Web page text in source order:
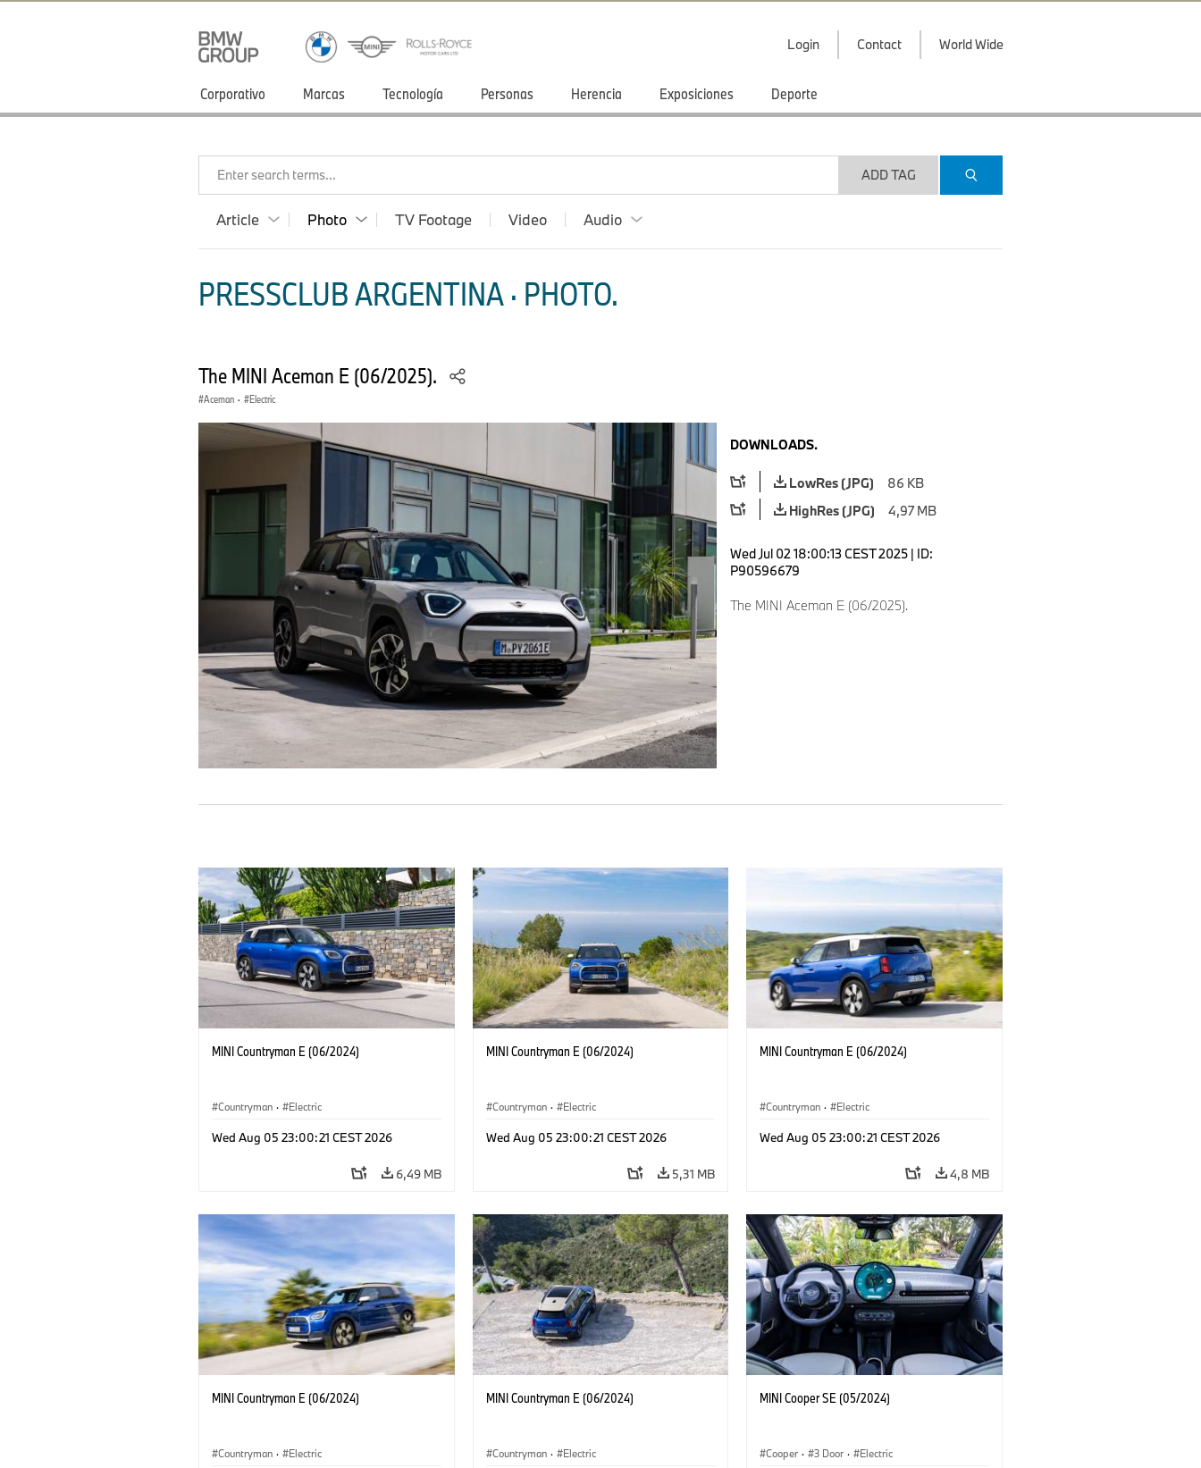
Login Contact World Wide
Corporativo Marcas Tecnología Personas Herencia Exposiciones Deporte
Enter search terms... ADD TAG
Article Photo TV Footage Video Audio
PRESSCLUB ARGENTINA · PHOTO.
The MINI Aceman E (06/2025).
Aceman · Electric
DOWNLOADS.
LowRes (JPG)
86 KB
HighRes (JPG)
4,97 MB
Wed Jul 02 18:00:13 CEST 2025 | ID:
P90596679
The MINI Aceman E (06/2025).
MINI Countryman E (06/2024)
Countryman · Electric
Wed Aug 05 23:00:21 CEST 2026
6,49 MB
MINI Countryman E (06/2024)
Countryman · Electric
Wed Aug 05 23:00:21 CEST 2026
5,31 MB
MINI Countryman E (06/2024)
Countryman · Electric
Wed Aug 05 23:00:21 CEST 2026
4,8 MB
MINI Countryman E (06/2024)
Countryman · Electric
MINI Countryman E (06/2024)
Countryman · Electric
MINI Cooper SE (05/2024)
Cooper · 3 Door · Electric